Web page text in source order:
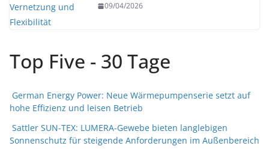
09/04/2026
Top Five - 30 Tage
German Energy Power: Neue Wärmepumpenserie setzt auf
hohe Effizienz und leisen Betrieb
Sattler SUN-TEX: LUMERA-Gewebe bieten langlebigen
Sonnenschutz für steigende Anforderungen im Außenbereich